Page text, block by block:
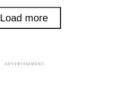
Load more
ADVERTISEMENT